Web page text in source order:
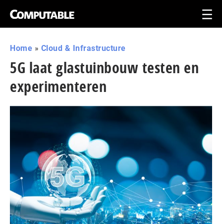
Home » Cloud & Infrastructure
5G laat glastuinbouw testen en
experimenteren